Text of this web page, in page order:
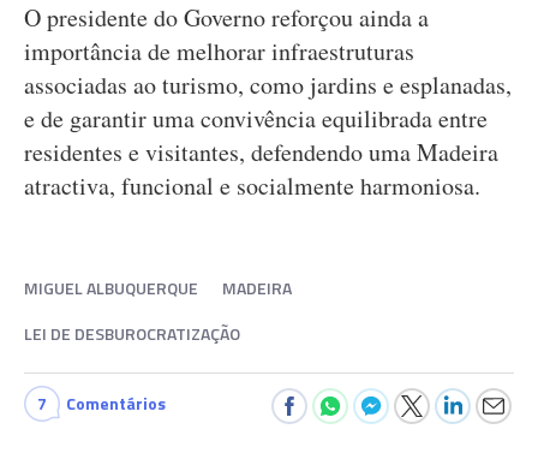
O presidente do Governo reforçou ainda a
importância de melhorar infraestruturas
associadas ao turismo, como jardins e esplanadas,
e de garantir uma convivência equilibrada entre
residentes e visitantes, defendendo uma Madeira
atractiva, funcional e socialmente harmoniosa.
MIGUEL ALBUQUERQUE
MADEIRA
LEI DE DESBUROCRATIZAÇÃO
7 Comentários